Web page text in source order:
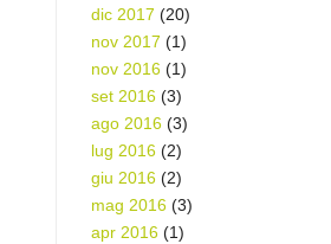
dic 2017 (20)
nov 2017 (1)
nov 2016 (1)
set 2016 (3)
ago 2016 (3)
lug 2016 (2)
giu 2016 (2)
mag 2016 (3)
apr 2016 (1)